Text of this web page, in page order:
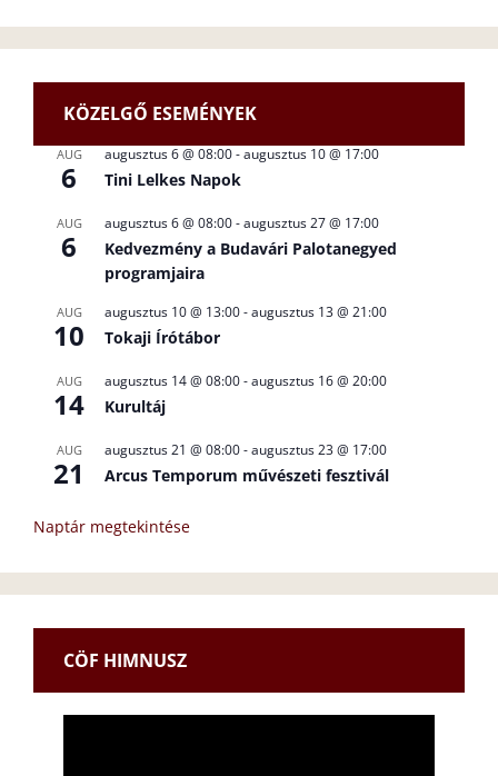
KÖZELGŐ ESEMÉNYEK
AUG
6
augusztus 6 @ 08:00-augusztus 10 @ 17:00
Tini Lelkes Napok
AUG
6
augusztus 6 @ 08:00-augusztus 27 @ 17:00
Kedvezmény a Budavári Palotanegyed
programjaira
AUG
10
augusztus 10 @ 13:00-augusztus 13 @ 21:00
Tokaji Írótábor
AUG
14
augusztus 14 @ 08:00-augusztus 16 @ 20:00
Kurultáj
AUG
21
augusztus 21 @ 08:00-augusztus 23 @ 17:00
Arcus Temporum művészeti fesztivál
Naptár megtekintése
CÖF HIMNUSZ